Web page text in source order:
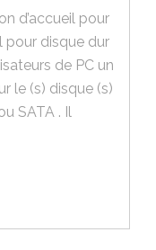
d’accueil pour
pour disque dur
de PC un
le (s) disque (s)
SATA . Il